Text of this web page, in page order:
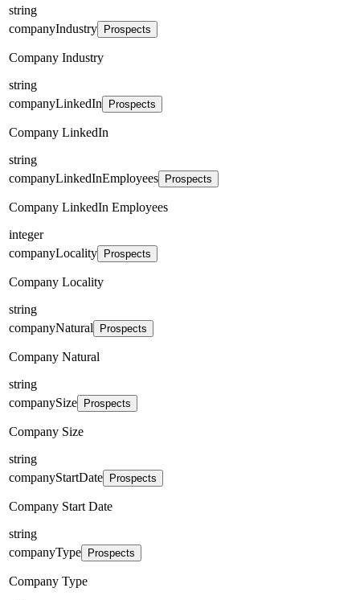
string
companyIndustry
Prospects
Company Industry
string
companyLinkedIn
Prospects
Company LinkedIn
string
companyLinkedInEmployees
Prospects
Company LinkedIn Employees
integer
companyLocality
Prospects
Company Locality
string
companyNatural
Prospects
Company Natural
string
companySize
Prospects
Company Size
string
companyStartDate
Prospects
Company Start Date
string
companyType
Prospects
Company Type